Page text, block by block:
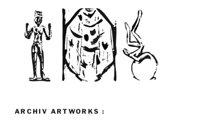
ARCHIV ARTWORKS :